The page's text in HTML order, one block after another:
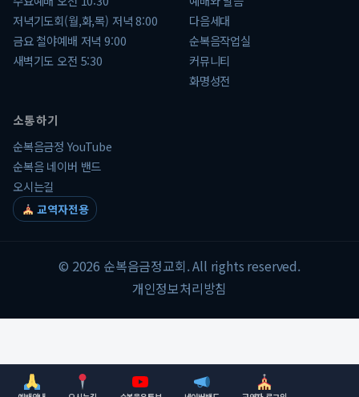
저녁기도회(월,화,목) 저녁 8:00
금요 철야예배 저녁 9:00
새벽기도 오전 5:30
다음세대
순복음작업실
커뮤니티
화명성전
소통하기
순복음금정 YouTube
순복음 네이버 밴드
오시는길
교역자전용
© 2026 순복음금정교회. All rights reserved.
개인정보처리방침